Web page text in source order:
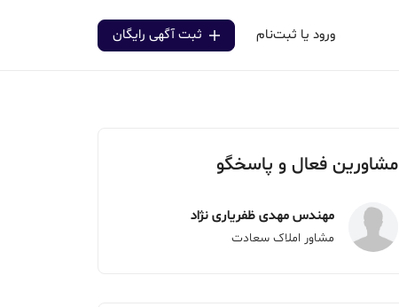
ورود یا ثبت‌نام ثبت آگهی رایگان
مشاورین فعال و پاسخگو
مهندس مهدی ظفریاری نژاد
مشاور املاک سعادت